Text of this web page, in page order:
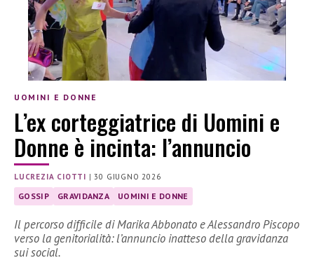
UOMINI E DONNE
L’ex corteggiatrice di Uomini e
Donne è incinta: l’annuncio
LUCREZIA CIOTTI |30 GIUGNO 2026
GOSSIP GRAVIDANZA UOMINI E DONNE
Il percorso difficile di Marika Abbonato e Alessandro Piscopo
verso la genitorialità: l’annuncio inatteso della gravidanza
sui social.